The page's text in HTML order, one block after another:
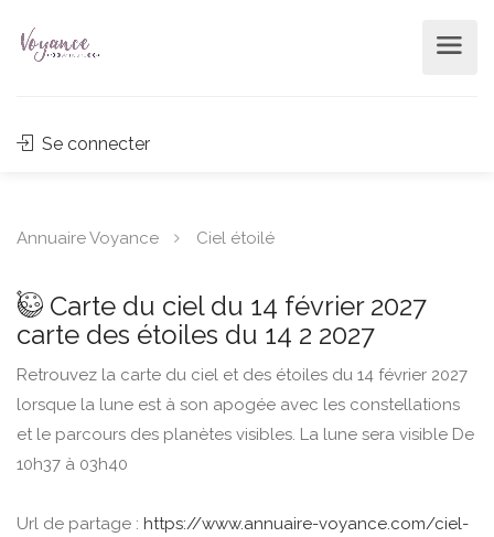
Se connecter
Annuaire Voyance Ciel étoilé
Carte du ciel du 14 février 2027
carte des étoiles du 14 2 2027
Retrouvez la carte du ciel et des étoiles du 14 février 2027
lorsque la lune est à son apogée avec les constellations
et le parcours des planètes visibles. La lune sera visible De
10h37 à 03h40
Url de partage : https://www.annuaire-voyance.com/ciel-